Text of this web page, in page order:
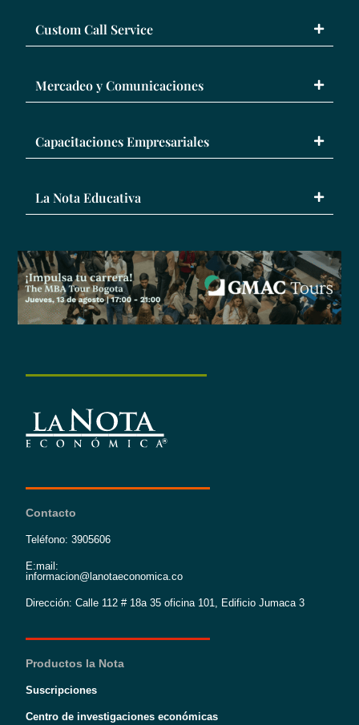
Custom Call Service
Mercadeo y Comunicaciones
Capacitaciones Empresariales
La Nota Educativa
Contacto
Teléfono: 3905606
E:mail:
informacion@lanotaeconomica.co
Dirección: Calle 112 # 18a 35 oficina 101, Edificio Jumaca 3
Productos la Nota
Suscripciones
Centro de investigaciones económicas